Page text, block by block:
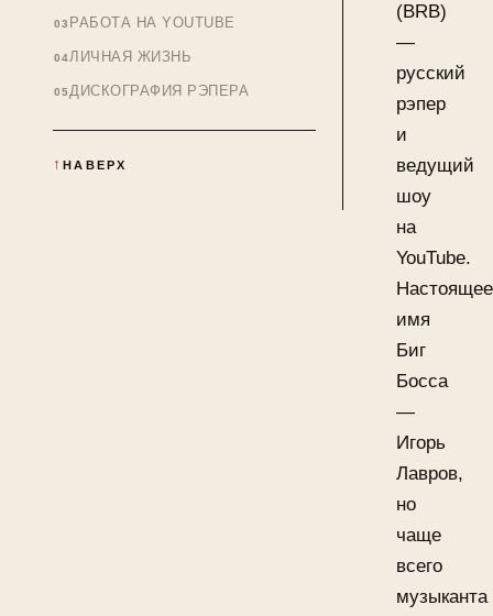
РАБОТА НА YOUTUBE
ЛИЧНАЯ ЖИЗНЬ
ДИСКОГРАФИЯ РЭПЕРА
НАВЕРХ
(BRB)
—
русский
рэпер
и
ведущий
шоу
на
YouTube.
Настоящее
имя
Биг
Босса
—
Игорь
Лавров,
но
чаще
всего
музыканта